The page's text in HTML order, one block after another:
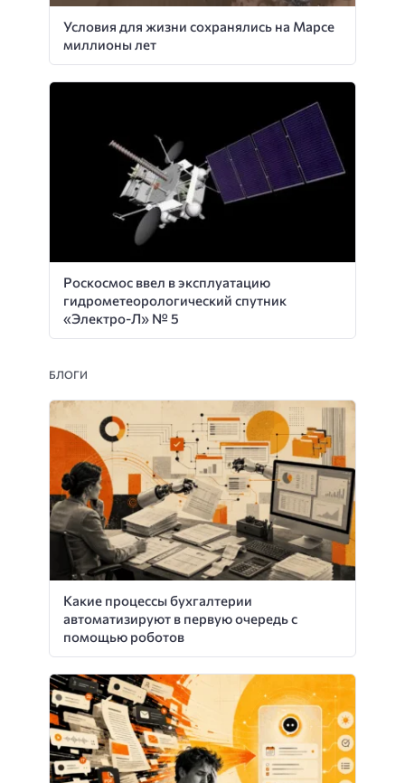
Условия для жизни сохранялись на Марсе
миллионы лет
Роскосмос ввел в эксплуатацию
гидрометеорологический спутник
«Электро-Л» № 5
БЛОГИ
Какие процессы бухгалтерии
автоматизируют в первую очередь с
помощью роботов